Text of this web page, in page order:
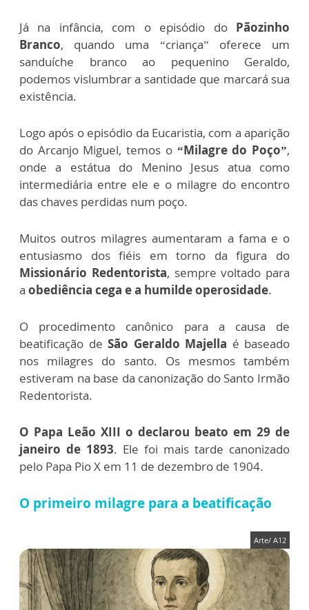
Já na infância, com o episódio do Pãozinho
Branco, quando uma “criança” oferece um
sanduíche branco ao pequenino Geraldo,
podemos vislumbrar a santidade que marcará sua
existência.
Logo após o episódio da Eucaristia, com a aparição
do Arcanjo Miguel, temos o “Milagre do Poço”,
onde a estátua do Menino Jesus atua como
intermediária entre ele e o milagre do encontro
das chaves perdidas num poço.
Muitos outros milagres aumentaram a fama e o
entusiasmo dos fiéis em torno da figura do
Missionário Redentorista, sempre voltado para
a obediência cega e a humilde operosidade.
O procedimento canônico para a causa de
beatificação de São Geraldo Majella é baseado
nos milagres do santo. Os mesmos também
estiveram na base da canonização do Santo Irmão
Redentorista.
O Papa Leão XIII o declarou beato em 29 de
janeiro de 1893. Ele foi mais tarde canonizado
pelo Papa Pio X em 11 de dezembro de 1904.
O primeiro milagre para a beatificação
Arte/ A12